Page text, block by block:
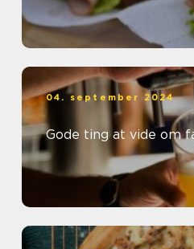
04. september 2024
Gode ting at vide om